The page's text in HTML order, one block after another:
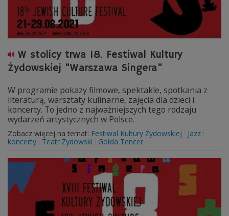
W stolicy trwa 18. Festiwal Kultury
Żydowskiej "Warszawa Singera"
W programie pokazy filmowe, spektakle, spotkania z
literaturą, warsztaty kulinarne, zajęcia dla dzieci i
koncerty. To jedno z najważniejszych tego rodzaju
wydarzeń artystycznych w Polsce.
Zobacz więcej na temat: Festiwal Kultury Żydowskiej
Jazz
koncerty
Teatr Żydowski Gołda Tencer